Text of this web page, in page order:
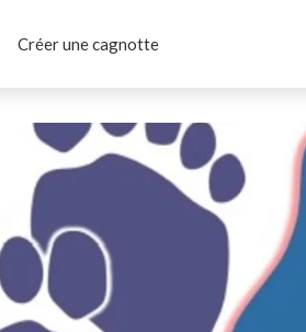
Créer une cagnotte